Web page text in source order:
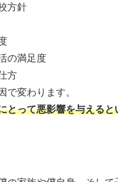
方針
の満足度
方
で変わります。
とって悪影響を与えると